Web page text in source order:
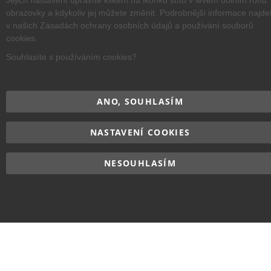
Copyright © 2017–2026BRIDGE Academy
obrazovky a kdykoliv jej můžete změnit. Podrobnější informace
v našich Zásadách ochrany osobních údajů a používání souborů
cookies.
Souhlasíte s používáním cookies?
ANO, SOUHLASÍM
NASTAVENÍ COOKIES
NESOUHLASÍM